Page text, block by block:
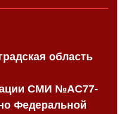
область
СМИ №AC77-
Федеральной